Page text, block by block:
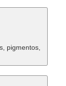
pigmentos,